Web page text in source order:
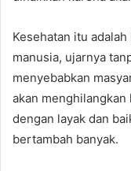
Kesehatan itu
manusia, ujarnya
menyebabkan
akan
dengan layak dan
bertambah banyak.